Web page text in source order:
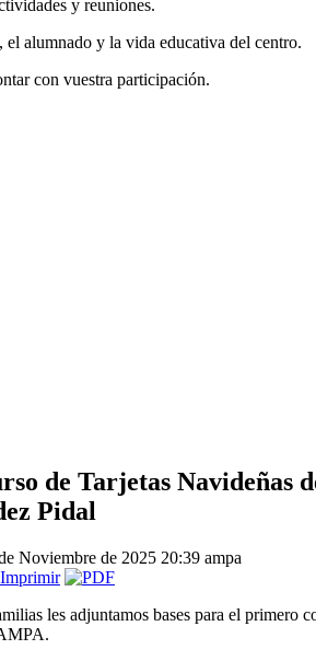
y reuniones.
alumnado y la vida educativa del centro.
con vuestra participación.
de Tarjetas Navideñas
Pidal
Noviembre de 2025 20:39 ampa
les adjuntamos bases para el primero